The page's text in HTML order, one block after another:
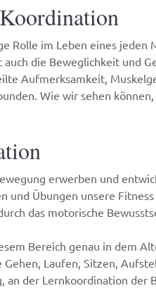
Rolle im Leben eines
die Beweglichkeit und
Aufmerksamkeit,
Wie wir sehen
erwerben und
Übungen unsere
das motorische
Bereich genau in dem
Laufen, Sitzen,
der Lernkoordination